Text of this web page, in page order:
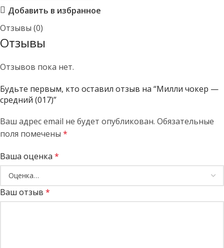
Добавить в избранное
Отзывы (0)
Отзывы
Отзывов пока нет.
Будьте первым, кто оставил отзыв на “Милли чокер —
средний (017)”
Ваш адрес email не будет опубликован. Обязательные
поля помечены *
Ваша оценка *
Ваш отзыв *